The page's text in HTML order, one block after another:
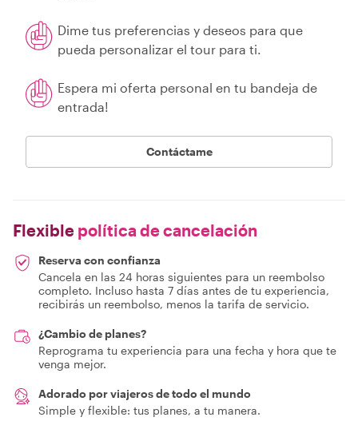
Dime tus preferencias y deseos para que
pueda personalizar el tour para ti.
Espera mi oferta personal en tu bandeja de
entrada!
Contáctame
Flexible política de cancelación
Reserva con confianza
Cancela en las 24 horas siguientes para un reembolso
completo. Incluso hasta 7 días antes de tu experiencia,
recibirás un reembolso, menos la tarifa de servicio.
¿Cambio de planes?
Reprograma tu experiencia para una fecha y hora que te
venga mejor.
Adorado por viajeros de todo el mundo
Simple y flexible: tus planes, a tu manera.